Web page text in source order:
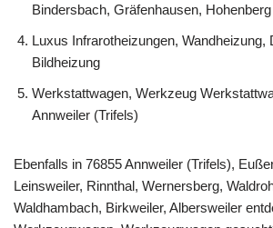
Bindersbach, Gräfenhausen, Hohenberg
Luxus Infrarotheizungen, Wandheizung,
Bildheizung
Werkstattwagen, Werkzeug
Annweiler (Trifels)
Ebenfalls in 76855 Annweiler (Trifels),
Leinsweiler, Rinnthal, Wernersberg,
Waldhambach, Birkweiler, Albersweiler